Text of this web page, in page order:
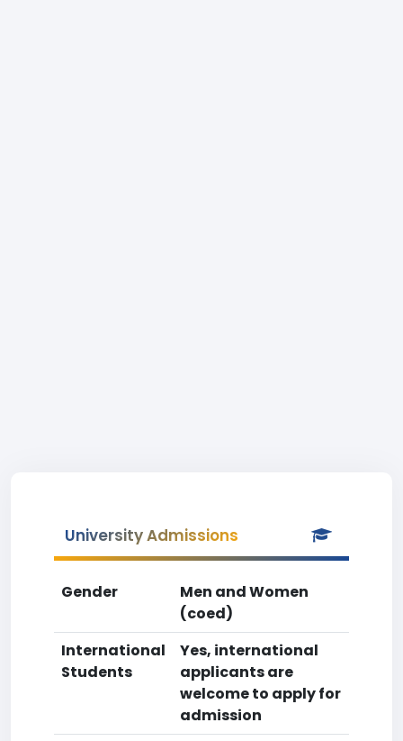
University Admissions
Gender
Men and Women
(coed)
International
Students
Yes, international
applicants are
welcome to apply for
admission